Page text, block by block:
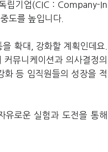
립기업(CIC : Company-In
도를 높입니다.
확대, 강화할 계획인데요.
뮤니케이션과 의사결정의
화 등 임직원들의 성장을 적
로운 실험과 도전을 통해